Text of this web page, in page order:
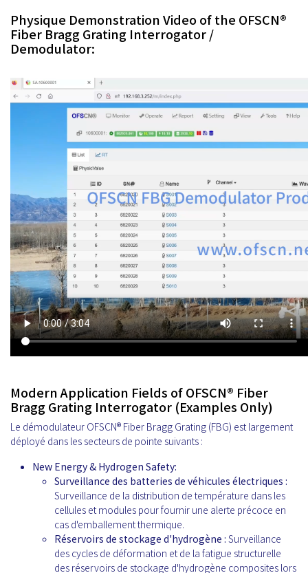
Physique Demonstration Video of the OFSCN®
Fiber Bragg Grating Interrogator /
Demodulator:
Modern Application Fields of OFSCN® Fiber
Bragg Grating Interrogator (Examples Only)
Le démodulateur OFSCN® Fiber Bragg Grating (FBG) est largement
déployé dans les secteurs de pointe suivants :
New Energy & Hydrogen Safety:
Surveillance des batteries de véhicules électriques :
Surveillance de la distribution de température dans les
cellules et modules pour fournir une alerte précoce en
cas d'emballement thermique.
Réservoirs de stockage d'hydrogène : Surveillance
des cycles de déformation et de la fatigue structurelle
des réservoirs de stockage d'hydrogène composites lors